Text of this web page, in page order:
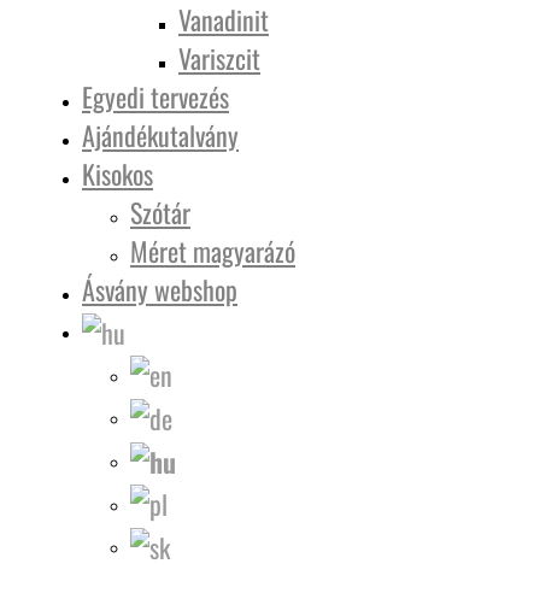
Vanadinit
Variszcit
Egyedi tervezés
Ajándékutalvány
Kisokos
Szótár
Méret magyarázó
Ásvány webshop